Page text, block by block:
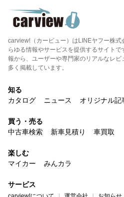
carview!（カービュー）はLINEヤフー株
らゆる情報やサービスを提供するサイト
報から、ユーザーや専門家のリアルなレ
多く掲載しています。
知る
カタログ
ニュース オリジナル記
買う・売る
中古車検索
新車見積り 車買取
楽しむ
マイカー
みんカラ
サービス